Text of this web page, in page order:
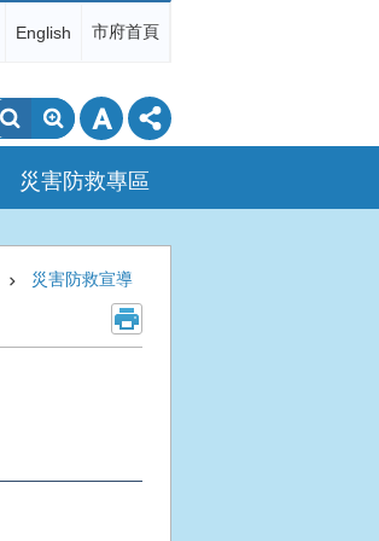
English 市府首頁
搜
尋
災害防救專區
災害防救宣導